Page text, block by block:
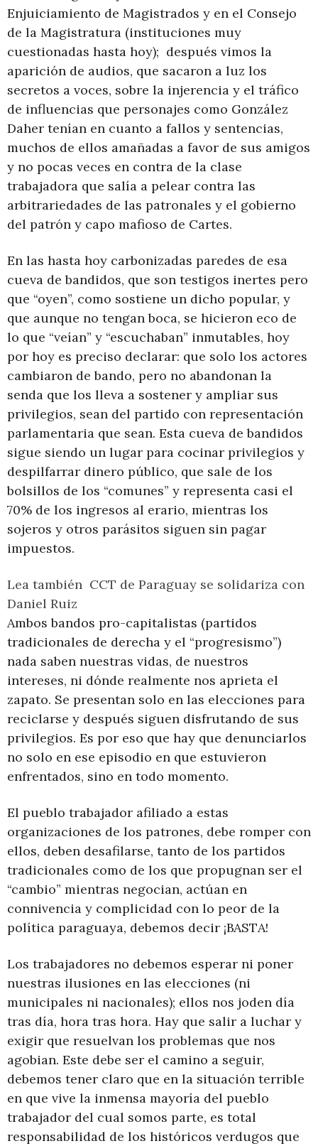
Enjuiciamiento de Magistrados y en el Consejo
de la Magistratura (instituciones muy
cuestionadas hasta hoy); después vimos la
aparición de audios, que sacaron a luz los
secretos a voces, sobre la injerencia y el tráfico
de influencias que personajes como González
Daher tenían en cuanto a fallos y sentencias,
muchos de ellos amañadas a favor de sus amigos
y no pocas veces en contra de la clase
trabajadora que salía a pelear contra las
arbitrariedades de las patronales y el gobierno
del patrón y capo mafioso de Cartes.
En las hasta hoy carbonizadas paredes de esa
cueva de bandidos, que son testigos inertes pero
que “oyen”, como sostiene un dicho popular, y
que aunque no tengan boca, se hicieron eco de
lo que “veían” y “escuchaban” inmutables, hoy
por hoy es preciso declarar: que solo los actores
cambiaron de bando, pero no abandonan la
senda que los lleva a sostener y ampliar sus
privilegios, sean del partido con representación
parlamentaria que sean. Esta cueva de bandidos
sigue siendo un lugar para cocinar privilegios y
despilfarrar dinero público, que sale de los
bolsillos de los “comunes” y representa casi el
70% de los ingresos al erario, mientras los
sojeros y otros parásitos siguen sin pagar
impuestos.
Lea también CCT de Paraguay se solidariza con
Daniel Ruiz
Ambos bandos pro-capitalistas (partidos
tradicionales de derecha y el “progresismo”)
nada saben nuestras vidas, de nuestros
intereses, ni dónde realmente nos aprieta el
zapato. Se presentan solo en las elecciones para
reciclarse y después siguen disfrutando de sus
privilegios. Es por eso que hay que denunciarlos
no solo en ese episodio en que estuvieron
enfrentados, sino en todo momento.
El pueblo trabajador afiliado a estas
organizaciones de los patrones, debe romper con
ellos, deben desafilarse, tanto de los partidos
tradicionales como de los que propugnan ser el
“cambio” mientras negocian, actúan en
connivencia y complicidad con lo peor de la
política paraguaya, debemos decir ¡BASTA!
Los trabajadores no debemos esperar ni poner
nuestras ilusiones en las elecciones (ni
municipales ni nacionales); ellos nos joden día
tras día, hora tras hora. Hay que salir a luchar y
exigir que resuelvan los problemas que nos
agobian. Este debe ser el camino a seguir,
debemos tener claro que en la situación terrible
en que vive la inmensa mayoría del pueblo
trabajador del cual somos parte, es total
responsabilidad de los históricos verdugos que